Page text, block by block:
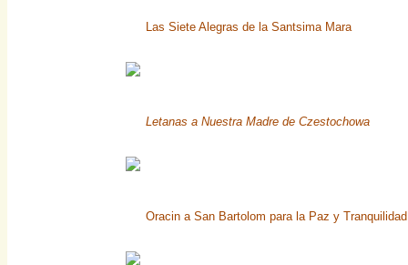
Las Siete Alegras de la Santsima Mara
Letanas a Nuestra Madre de Czestochowa
Oracin a San Bartolom para la Paz y